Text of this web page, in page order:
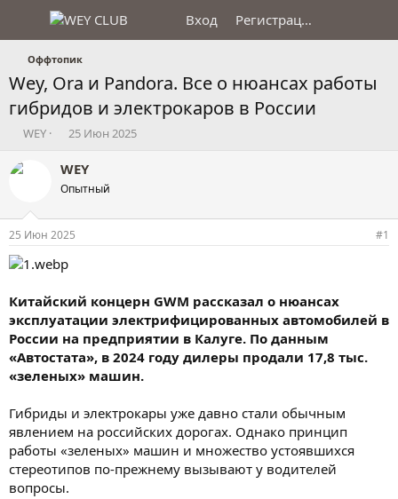
Вход Регистрация
Оффтопик
Wey, Ora и Pandora. Все о нюансах работы
гибридов и электрокаров в России
А
т
т
е
м
ы
WEY
Д
т
н
ч
а
л
25 Июн 2025
WEY
Опытный
25 Июн 2025 #1
Китайский концерн GWM рассказал о нюансах
эксплуатации электрифицированных автомобилей в
России на предприятии в Калуге. По данным
«Автостата», в 2024 году дилеры продали 17,8 тыс.
«зеленых» машин.
Гибриды и электрокары уже давно стали обычным
явлением на российских дорогах. Однако принцип
работы «зеленых» машин и множество устоявшихся
стереотипов по-прежнему вызывают у водителей
вопросы.